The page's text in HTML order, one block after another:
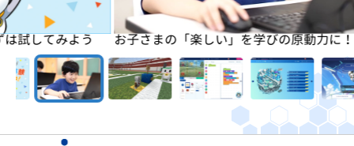
う お子さまの「楽しい」を学びの原動力に！ 初め